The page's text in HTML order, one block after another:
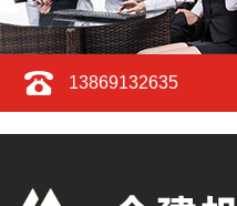
13869132635